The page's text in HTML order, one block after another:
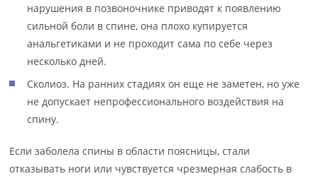
нарушения в позвоночнике приводят к появлению
сильной боли в спине, она плохо купируется
анальгетиками и не проходит сама по себе через
несколько дней.
Сколиоз. На ранних стадиях он еще не заметен, но уже
не допускает непрофессионального воздействия на
спину.
Если заболела спины в области поясницы, стали
отказывать ноги или чувствуется чрезмерная слабость в